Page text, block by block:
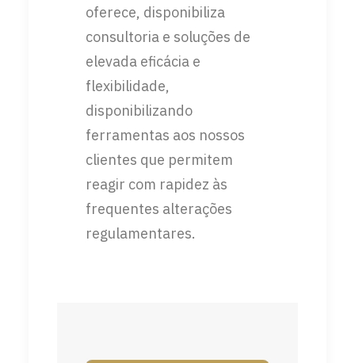
oferece, disponibiliza
consultoria e soluções de
elevada eficácia e
flexibilidade,
disponibilizando
ferramentas aos nossos
clientes que permitem
reagir com rapidez às
frequentes alterações
regulamentares.